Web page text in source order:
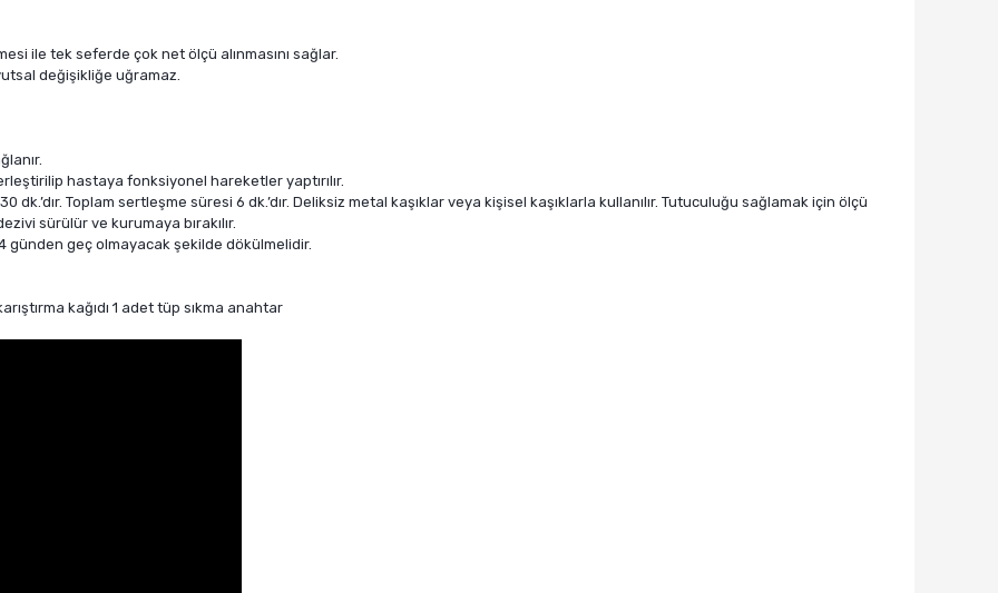
ile tek seferde çok net ölçü alınmasını sağlar.
değişikliğe uğramaz.
hastaya fonksiyonel hareketler yaptırılır.
dk.’dır. Toplam sertleşme süresi 6 dk.’dır. Deliksiz metal kaşıklar veya kişisel kaşıklarla kullanılır. Tutuculuğu sağlamak için ölçü
sürülür ve kurumaya bırakılır.
günden geç olmayacak şekilde dökülmelidir.
kağıdı 1 adet tüp sıkma anahtar